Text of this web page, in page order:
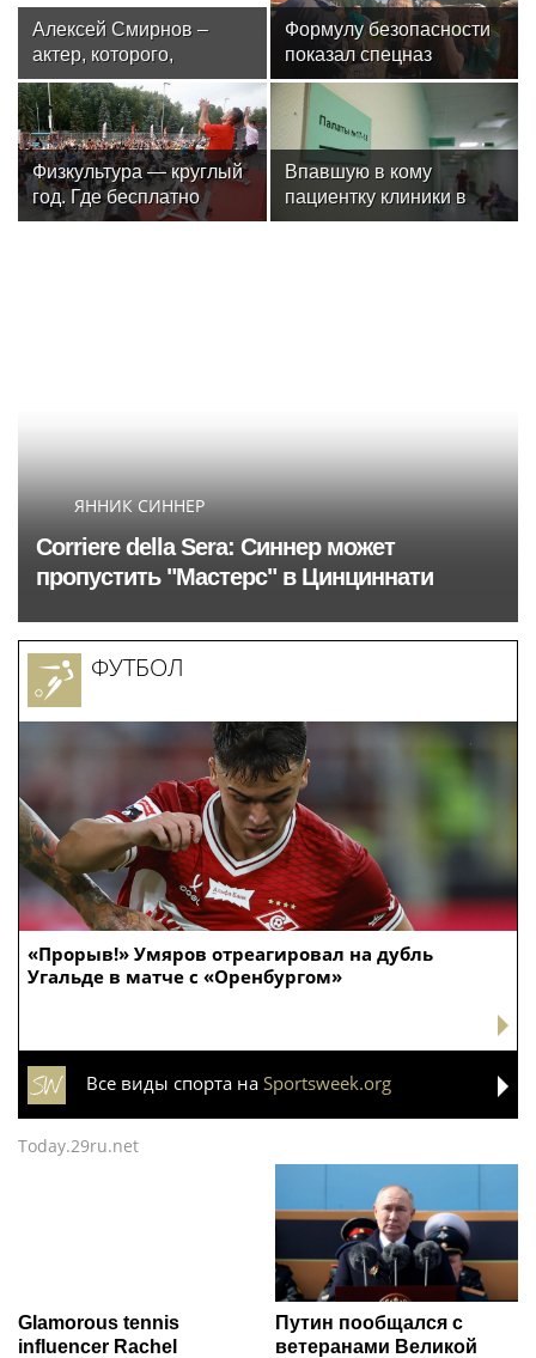
Алексей Смирнов –
актер, которого,
надеюсь, еще не
забыли
Формулу безопасности
показал спецназ
Росгвардии юным
динамовцам
Свердловской области
Физкультура — круглый
год. Где бесплатно
заниматься спортом в
Впавшую в кому
пациентку клиники в
Москве спасли, ей
ЯННИК СИННЕР
Corriere della Sera: Синнер может
пропустить "Мастерс" в Цинциннати
«Прорыв!» Умяров отреагировал на дубль
Угальде в матче с «Оренбургом»
ФУТБОЛ
Все виды спорта на Sportsweek.org
Today.29ru.net
Glamorous tennis
influencer Rachel
Путин пообщался с
ветеранами Великой